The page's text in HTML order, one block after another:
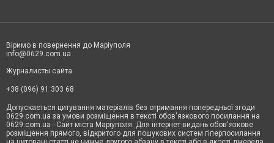
Віримо в повернення до Маріуполя
info@0629.com.ua
Журналисты сайта
+38 (096) 91 303 68
Допускається цитування матеріалів без отримання попередньої згоди
0629.com.ua за умови розміщення в тексті обов'язкового посилання на
0629.com.ua - Сайт міста Маріуполя. Для інтернет-видань обов'язкове
розміщення прямого, відкритого для пошукових систем гіперпосилання